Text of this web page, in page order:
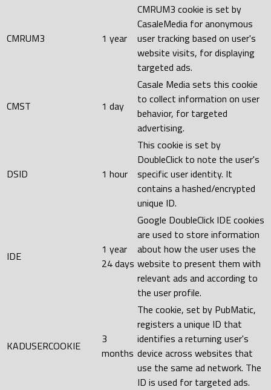
CMRUM3 1 year
CMRUM3 cookie is set by
CasaleMedia for anonymous
user tracking based on user's
website visits, for displaying
targeted ads.
CMST 1 day
Casale Media sets this cookie
to collect information on user
behavior, for targeted
advertising.
DSID 1 hour
This cookie is set by
DoubleClick to note the user's
specific user identity. It
contains a hashed/encrypted
unique ID.
IDE
1 year
24 days
Google DoubleClick IDE cookies
are used to store information
about how the user uses the
website to present them with
relevant ads and according to
the user profile.
KADUSERCOOKIE
3
months
The cookie, set by PubMatic,
registers a unique ID that
identifies a returning user's
device across websites that
use the same ad network. The
ID is used for targeted ads.